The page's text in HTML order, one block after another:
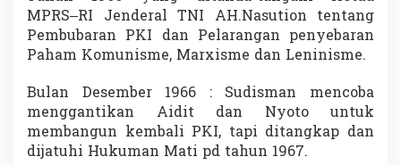
MPRS–RI Jenderal TNI AH.Nasution tentang
Pembubaran PKI dan Pelarangan penyebaran
Paham Komunisme, Marxisme dan Leninisme.
Bulan Desember 1966 : Sudisman mencoba
menggantikan Aidit dan Nyoto untuk
membangun kembali PKI, tapi ditangkap dan
dijatuhi Hukuman Mati pd tahun 1967.